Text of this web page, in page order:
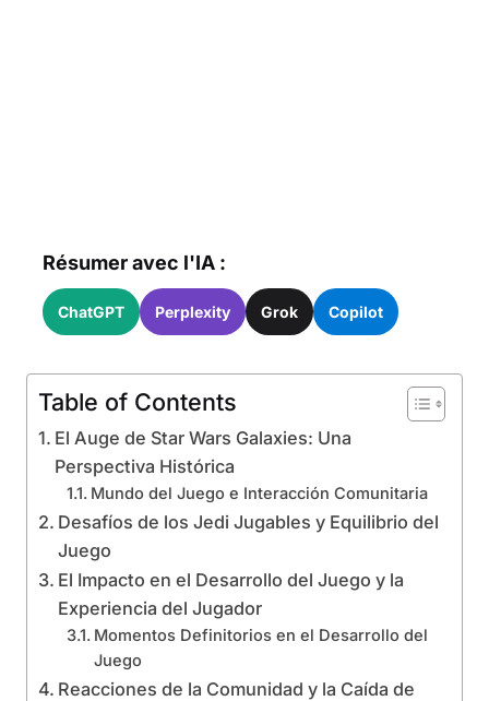
Résumer avec l'IA :
ChatGPT Perplexity Grok Copilot
Table of Contents
El Auge de Star Wars Galaxies: Una
Perspectiva Histórica
Mundo del Juego e Interacción Comunitaria
Desafíos de los Jedi Jugables y Equilibrio del
Juego
El Impacto en el Desarrollo del Juego y la
Experiencia del Jugador
Momentos Definitorios en el Desarrollo del
Juego
Reacciones de la Comunidad y la Caída de